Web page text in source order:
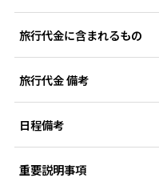
旅行代金に含まれるもの
旅行代金 備考
日程備考
重要説明事項